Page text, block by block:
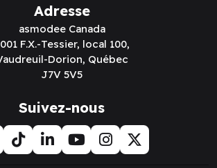
Adresse
asmodee Canada
F.X.-Tessier, local 100,
Dorion, Québec
J7V 5V5
Suivez-nous